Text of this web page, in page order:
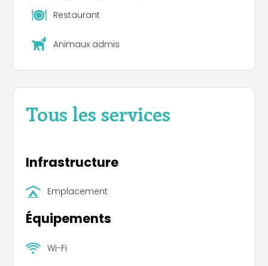
Restaurant
Animaux admis
Tous les services
Infrastructure
Emplacement
Équipements
Wi-Fi